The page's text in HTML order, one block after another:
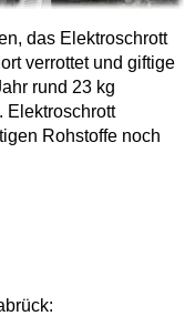
das Elektroschrott
verrottet und giftige
rund 23 kg
Elektroschrott
Rohstoffe noch